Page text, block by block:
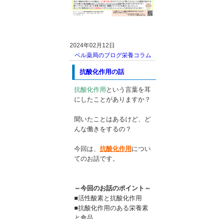
2024年02月12日
ベル薬局のブログ栄養コラム
抗酸化作用の話
抗酸化作用 という言葉を耳
にしたことがありますか？
聞いたことはあるけど、ど
んな働きをするの？
今回は、 抗酸化作用につい
てのお話です。
～今回のお話のポイント～
■活性酸素と抗酸化作用
■抗酸化作用のある栄養素